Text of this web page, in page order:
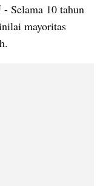
- Selama 10 tahun
mayoritas